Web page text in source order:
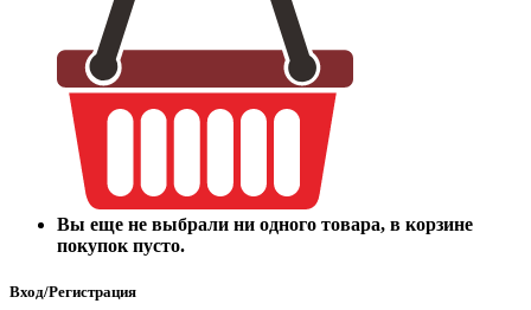
Вы еще не выбрали ни одного товара, в корзине
покупок пусто.
Вход/Регистрация